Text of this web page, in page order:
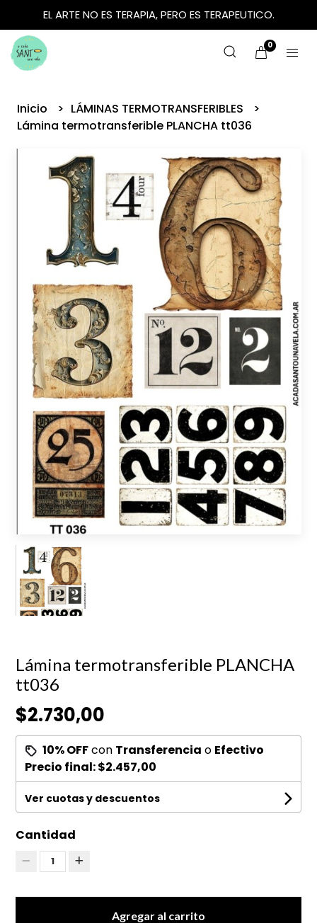
EL ARTE NO ES TERAPIA, PERO ES TERAPEUTICO.
0
Inicio
LÁMINAS TERMOTRANSFERIBLES
Lámina termotransferible PLANCHA tt036
Lámina termotransferible PLANCHA
tt036
$2.730,00
10% OFFcon Transferencia o Efectivo
Precio final:$2.457,00
Ver cuotas y descuentos
Cantidad
1
Agregar al carrito